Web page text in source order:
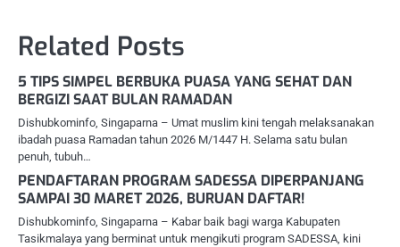
Related Posts
5 TIPS SIMPEL BERBUKA PUASA YANG SEHAT DAN
BERGIZI SAAT BULAN RAMADAN
Dishubkominfo, Singaparna – Umat muslim kini tengah melaksanakan
ibadah puasa Ramadan tahun 2026 M/1447 H. Selama satu bulan
penuh, tubuh…
PENDAFTARAN PROGRAM SADESSA DIPERPANJANG
SAMPAI 30 MARET 2026, BURUAN DAFTAR!
Dishubkominfo, Singaparna – Kabar baik bagi warga Kabupaten
Tasikmalaya yang berminat untuk mengikuti program SADESSA, kini